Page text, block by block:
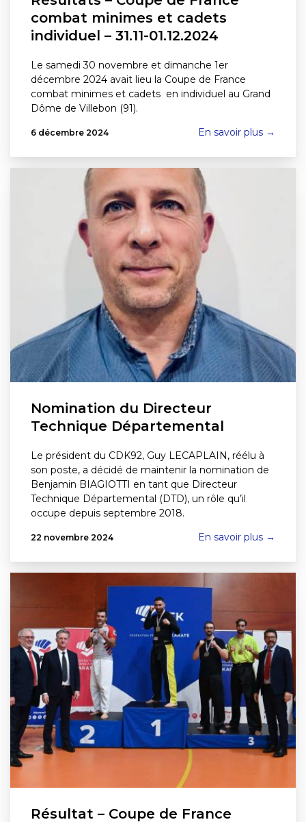
combat minimes et cadets
individuel – 31.11-01.12.2024
Le samedi 30 novembre et dimanche 1er
décembre 2024 avait lieu la Coupe de France
combat minimes et cadets en individuel au Grand
Dôme de Villebon (91).
6 décembre 2024 En savoir plus →
Nomination du Directeur
Technique Départemental
Le président du CDK92, Guy LECAPLAIN, réélu à
son poste, a décidé de maintenir la nomination de
Benjamin BIAGIOTTI en tant que Directeur
Technique Départemental (DTD), un rôle qu’il
occupe depuis septembre 2018.
22 novembre 2024 En savoir plus →
Résultat – Coupe de France